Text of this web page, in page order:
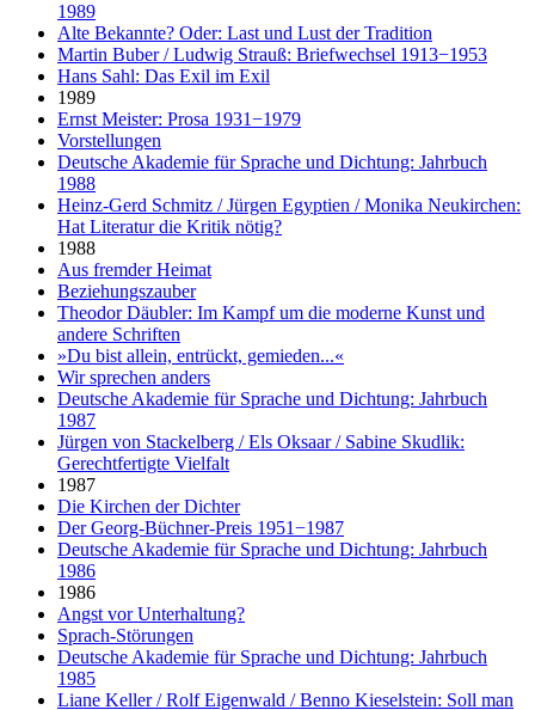
1989
Alte Bekannte? Oder: Last und Lust der Tradition
Martin Buber / Ludwig Strauß: Briefwechsel 1913−1953
Hans Sahl: Das Exil im Exil
1989
Ernst Meister: Prosa 1931−1979
Vorstellungen
Deutsche Akademie für Sprache und Dichtung: Jahrbuch
1988
Heinz-Gerd Schmitz / Jürgen Egyptien / Monika Neukirchen:
Hat Literatur die Kritik nötig?
1988
Aus fremder Heimat
Beziehungszauber
Theodor Däubler: Im Kampf um die moderne Kunst und
andere Schriften
»Du bist allein, entrückt, gemieden...«
Wir sprechen anders
Deutsche Akademie für Sprache und Dichtung: Jahrbuch
1987
Jürgen von Stackelberg / Els Oksaar / Sabine Skudlik:
Gerechtfertigte Vielfalt
1987
Die Kirchen der Dichter
Der Georg-Büchner-Preis 1951−1987
Deutsche Akademie für Sprache und Dichtung: Jahrbuch
1986
1986
Angst vor Unterhaltung?
Sprach-Störungen
Deutsche Akademie für Sprache und Dichtung: Jahrbuch
1985
Liane Keller / Rolf Eigenwald / Benno Kieselstein: Soll man